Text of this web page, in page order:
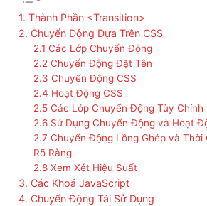
1. Thành Phần <Transition>
2. Chuyển Động Dựa Trên CSS
2.1 Các Lớp Chuyển Động
2.2 Chuyển Động Đặt Tên
2.3 Chuyển Động CSS
2.4 Hoạt Động CSS
2.5 Các Lớp Chuyển Động Tùy Chỉnh
2.6 Sử Dụng Chuyển Động và Hoạt
2.7 Chuyển Động Lồng Ghép và Thời
Rõ Ràng
2.8 Xem Xét Hiệu Suất
3. Các Khoá JavaScript
4. Chuyển Động Tái Sử Dụng